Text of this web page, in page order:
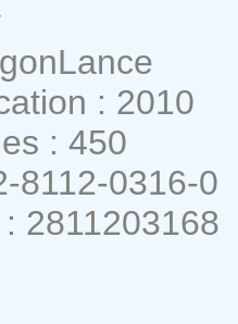
: 2010
: 450
8112-0316-0
2811203168